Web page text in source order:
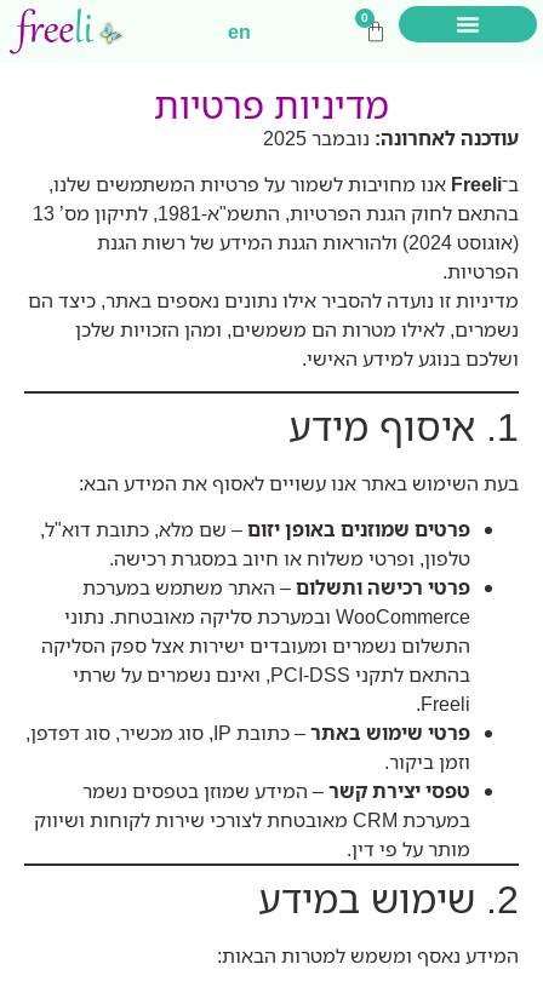
0
en
מדיניות פרטיות
עודכנה לאחרונה: נובמבר 2025
ב־Freeli אנו מחויבות לשמור על פרטיות המשתמשים שלנו,
בהתאם לחוק הגנת הפרטיות, התשמ"א-1981, לתיקון מס’ 13
(אוגוסט 2024) ולהוראות הגנת המידע של רשות הגנת
הפרטיות.
מדיניות זו נועדה להסביר אילו נתונים נאספים באתר, כיצד הם
נשמרים, לאילו מטרות הם משמשים, ומהן הזכויות שלכן
ושלכם בנוגע למידע האישי.
1. איסוף מידע
בעת השימוש באתר אנו עשויים לאסוף את המידע הבא:
פרטים שמוזנים באופן יזום– שם מלא, כתובת דוא"ל,
טלפון, ופרטי משלוח או חיוב במסגרת רכישה.
פרטי רכישה ותשלום– האתר משתמש במערכת
WooCommerce ובמערכת סליקה מאובטחת. נתוני
התשלום נשמרים ומעובדים ישירות אצל ספק הסליקה
בהתאם לתקני PCI-DSS, ואינם נשמרים על שרתי
Freeli.
פרטי שימוש באתר
– כתובת IP, סוג מכשיר, סוג דפדפן,
וזמן ביקור.
טפסי יצירת קשר– המידע שמוזן בטפסים נשמר
במערכת CRM מאובטחת לצורכי שירות לקוחות ושיווק
מותר על פי דין.
2. שימוש במידע
המידע נאסף ומשמש למטרות הבאות: